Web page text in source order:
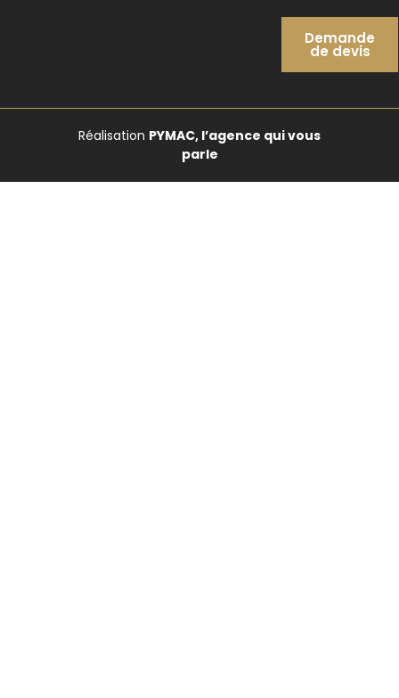
Demande
de devis
Réalisation PYMAC, l’agence qui vous
parle